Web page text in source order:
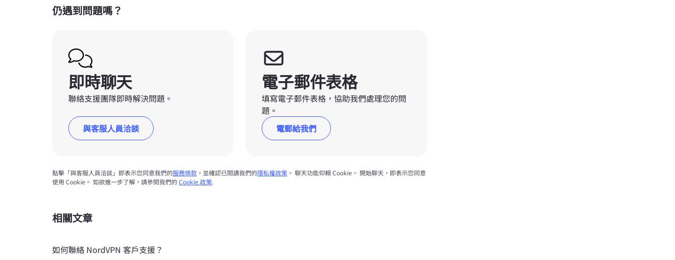
仍遇到問題嗎？
即時聊天
聯絡支援團隊即時解決問題。
與客服人員洽談
電子郵件表格
填寫電子郵件表格，協助我們處理您的問
題。
電郵給我們
點擊「與客服人員洽談」即表示您同意我們的服務條款 ，並確認已閱讀我們的隱私權政策 。 聊天功能仰賴 Cookie。 開始聊天，即表示您同意
使用 Cookie。 如欲進一步了解，請參閱我們的 Cookie 政策.
相關文章
如何聯絡 NordVPN 客戶支援？